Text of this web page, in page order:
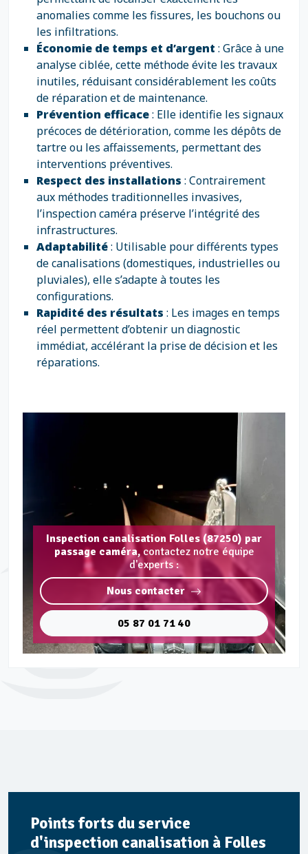
anomalies comme les fissures, les bouchons ou
les infiltrations.
Économie de temps et d’argent : Grâce à une
analyse ciblée, cette méthode évite les travaux
inutiles, réduisant considérablement les coûts
de réparation et de maintenance.
Prévention efficace: Elle identifie les signaux
précoces de détérioration, comme les dépôts de
tartre ou les affaissements, permettant des
interventions préventives.
Respect des installations : Contrairement
aux méthodes traditionnelles invasives,
l’inspection caméra préserve l’intégrité des
infrastructures.
Adaptabilité: Utilisable pour différents types
de canalisations (domestiques, industrielles ou
pluviales), elle s’adapte à toutes les
configurations.
Rapidité des résultats : Les images en temps
réel permettent d’obtenir un diagnostic
immédiat, accélérant la prise de décision et les
réparations.
Inspection canalisation Folles (87250) par
passage caméra, contactez notre équipe
d'experts :
Nous contacter
05 87 01 71 40
Points forts du service
d'inspection canalisation à Folles